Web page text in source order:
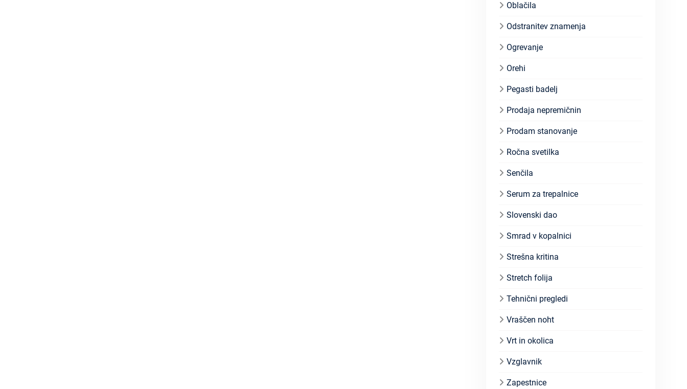
Oblačila
Odstranitev znamenja
Ogrevanje
Orehi
Pegasti badelj
Prodaja nepremičnin
Prodam stanovanje
Ročna svetilka
Senčila
Serum za trepalnice
Slovenski dao
Smrad v kopalnici
Strešna kritina
Stretch folija
Tehnični pregledi
Vraščen noht
Vrt in okolica
Vzglavnik
Zapestnice